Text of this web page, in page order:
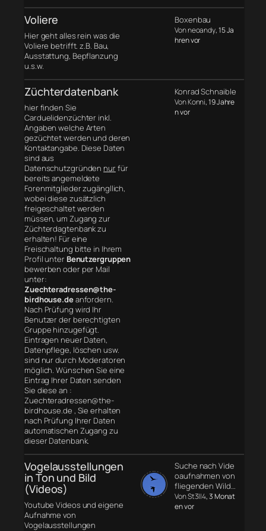
Voliere
Hier geht alles rein was die
Voliere betrifft. z.B. Bau,
Ausstattung, Bepflanzung
u.s.w.
Boxenbau
Von neoandy, 15 Ja
hren vor
Züchterdatenbank
hier finden Sie
Carduelidenzüchter inkl.
Angaben welche Arten
gezüchtet werden und deren
Kontaktangabe. Diese Daten
sind aus
Datenschutzgründen nurfür
bereits angemeldete
Forenmitglieder zugängllich,
wobei diese zusätzlich
freigeschaltet werden
müssen, um Zugang zur
Züchterdagtenbank zu
erhalten! Für eine
Freischaltung bitte in Ihrem
Profil unter Benutzergruppen
bewerben oder per Mail
unter:
Zuechteradressen@the-
birdhouse.deanfordern.
Nach Prüfung wird Ihr
Benutzer der berechtigten
Gruppe hinzugefügt.
Eintragen neuer Daten,
Datenpflege, löschen usw.
sind nur durch Moderatoren
möglich. Wünschen Sie eine
Eintrag Ihrer Daten senden
Sie diese an :
Zuechteradressen@the-
birdhouse.de , Sie erhalten
nach Prüfung Ihrer Daten
automatischen Zugang zu
dieser Datenbank.
Konrad Schnaible
Von Konni, 19 Jahre
n vor
Vogelausstellungen
in Ton und Bild
(Videos)
Youtube Videos und eigene
Aufnahme von
Vogelausstellungen
Suche nach Vide
oaufnahmen von
fliegenden Wild…
Von St3ll4, 3 Monat
en vor